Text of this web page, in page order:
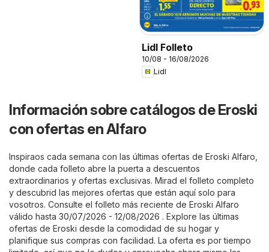
Lidl Folleto
10/08 - 16/08/2026
Lidl
Información sobre catálogos de Eroski
con ofertas en Alfaro
Inspiraos cada semana con las últimas ofertas de Eroski Alfaro,
donde cada folleto abre la puerta a descuentos
extraordinarios y ofertas exclusivas. Mirad el folleto completo
y descubrid las mejores ofertas que están aquí solo para
vosotros. Consulte el folleto más reciente de Eroski Alfaro
válido hasta 30/07/2026 - 12/08/2026 . Explore las últimas
ofertas de Eroski desde la comodidad de su hogar y
planifique sus compras con facilidad. La oferta es por tiempo